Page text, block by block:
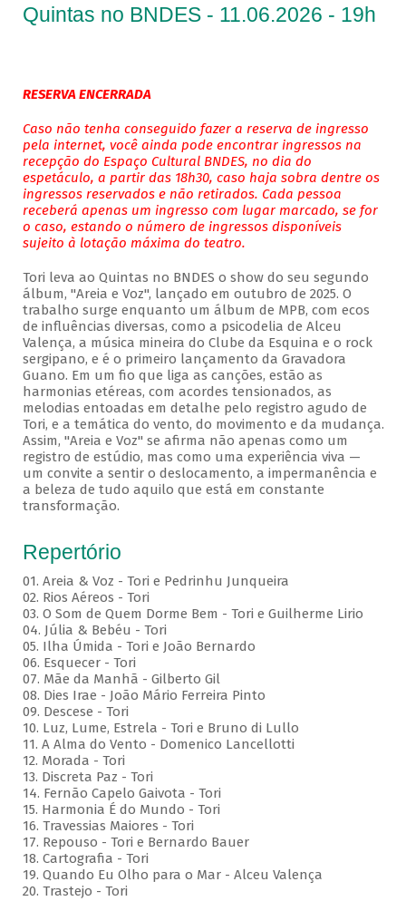
Quintas no BNDES - 11.06.2026 - 19h
RESERVA ENCERRADA
Caso não tenha conseguido fazer a reserva de ingresso
pela internet, você ainda pode encontrar ingressos na
recepção do Espaço Cultural BNDES, no dia do
espetáculo, a partir das 18h30, caso haja sobra dentre os
ingressos reservados e não retirados. Cada pessoa
receberá apenas um ingresso com lugar marcado, se for
o caso, estando o número de ingressos disponíveis
sujeito à lotação máxima do teatro.
Tori leva ao Quintas no BNDES o show do seu segundo
álbum, "Areia e Voz", lançado em outubro de 2025. O
trabalho surge enquanto um álbum de MPB, com ecos
de influências diversas, como a psicodelia de Alceu
Valença, a música mineira do Clube da Esquina e o rock
sergipano, e é o primeiro lançamento da Gravadora
Guano. Em um fio que liga as canções, estão as
harmonias etéreas, com acordes tensionados, as
melodias entoadas em detalhe pelo registro agudo de
Tori, e a temática do vento, do movimento e da mudança.
Assim, "Areia e Voz" se afirma não apenas como um
registro de estúdio, mas como uma experiência viva —
um convite a sentir o deslocamento, a impermanência e
a beleza de tudo aquilo que está em constante
transformação.
Repertório
01. Areia & Voz - Tori e Pedrinhu Junqueira
02. ⁠Rios Aéreos - Tori
03. O Som de Quem Dorme Bem - Tori e Guilherme Lirio
04. Júlia & Bebéu - Tori
05. Ilha Úmida - Tori e João Bernardo
06. Esquecer - Tori
07. Mãe da Manhã - Gilberto Gil
08. Dies Irae - João Mário Ferreira Pinto
09. Descese - Tori
10. Luz, Lume, Estrela - Tori e Bruno di Lullo
11. A Alma do Vento - Domenico Lancellotti
12. Morada - Tori
13. Discreta Paz - Tori
14. Fernão Capelo Gaivota - Tori
15. Harmonia É do Mundo - Tori
16. Travessias Maiores - Tori
17. Repouso - Tori e Bernardo Bauer
⁠18. Cartografia - Tori
19. Quando Eu Olho para o Mar - Alceu Valença
20. Trastejo - Tori